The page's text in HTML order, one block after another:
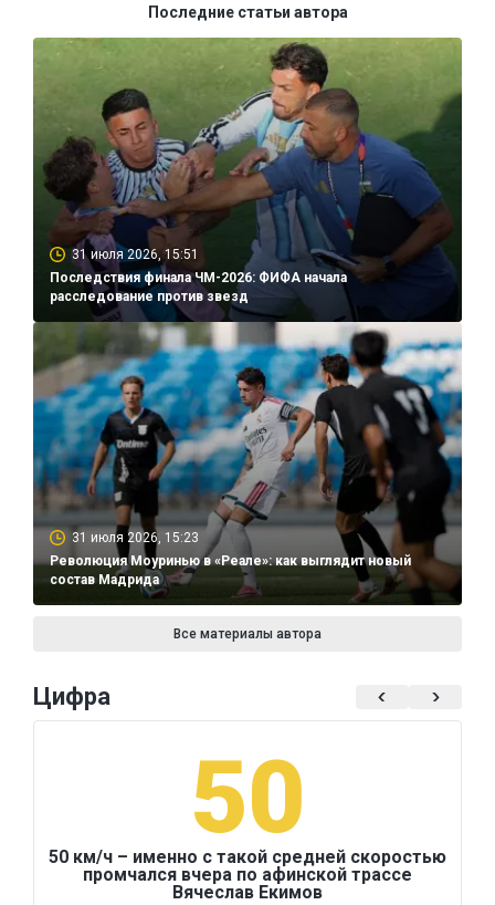
Последние статьи автора
31 июля 2026, 15:51
Последствия финала ЧМ-2026: ФИФА начала
расследование против звезд
31 июля 2026, 15:23
Революция Моуринью в «Реале»: как выглядит новый
состав Мадрида
Все материалы автора
Цифра
50
50 км/ч – именно с такой средней скоростью
промчался вчера по афинской трассе
Вячеслав Екимов